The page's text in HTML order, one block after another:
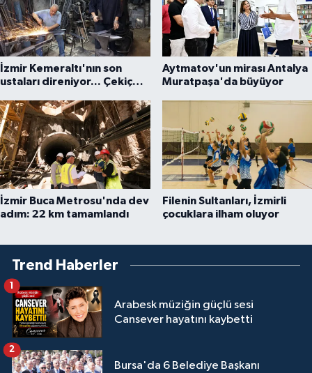
İzmir Kemeraltı'nın son
ustaları direniyor... Çekiç
Aytmatov'un mirası Antalya
Muratpaşa'da büyüyor
İzmir Buca Metrosu'nda dev
adım: 22 km tamamlandı
Filenin Sultanları, İzmirli
çocuklara ilham oluyor
Trend Haberler
Arabesk müziğin güçlü sesi
Cansever hayatını kaybetti
1
Bursa'da 6 Belediye Başkanı
2